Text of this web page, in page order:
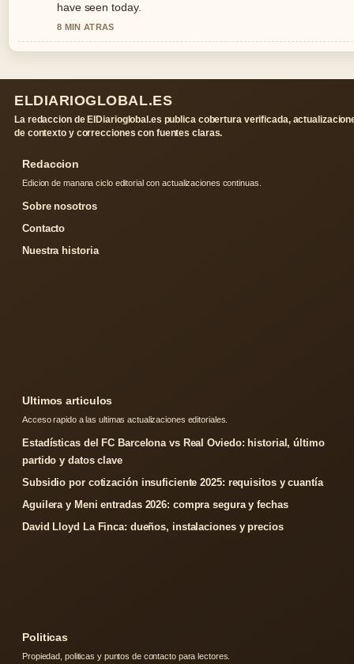
have seen today.
8 MIN ATRAS
ELDIARIOGLOBAL.ES
La redaccion de ElDiarioglobal.es publica cobertura verificada,
de contexto y correcciones con fuentes claras.
Redaccion
Edicion de manana ciclo editorial con actualizaciones continuas.
Sobre nosotros
Contacto
Nuestra historia
Ultimos articulos
Acceso rapido a las ultimas actualizaciones editoriales.
Estadísticas del FC Barcelona vs Real Oviedo: historial, último
partido y datos clave
Subsidio por cotización insuficiente 2025: requisitos y cuantía
Aguilera y Meni entradas 2026: compra segura y fechas
David Lloyd La Finca: dueños, instalaciones y precios
Politicas
Propiedad, politicas y puntos de contacto para lectores.